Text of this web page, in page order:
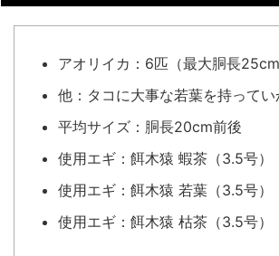
アオリイカ：6匹（最大胴長25cm
他：タコに大事な若葉を持って
平均サイズ：胴長20cm前後
使用エギ：餌木猿 蝦茶（3.5号）
使用エギ：餌木猿 若葉（3.5号）
使用エギ：餌木猿 枯茶（3.5号）